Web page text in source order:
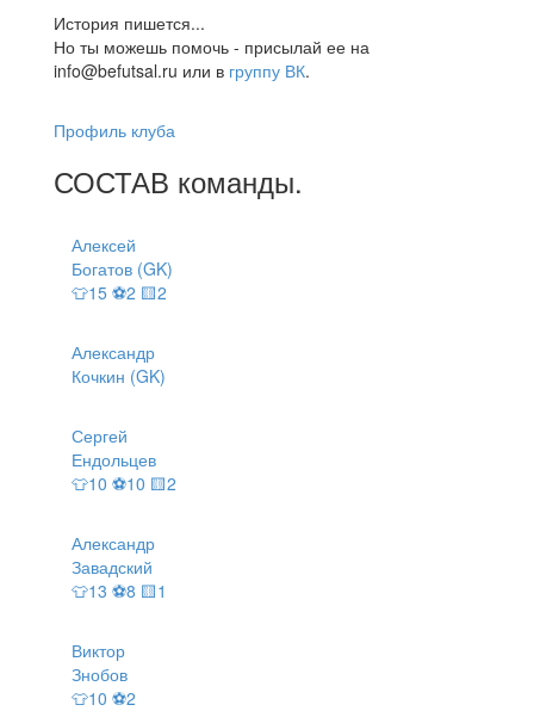
История пишется...
Но ты можешь помочь - присылай ее на
info@befutsal.ru или в группу ВК.
Профиль клуба
СОСТАВ команды.
Алексей
Богатов (GK)
👕15 ⚽2 🟨2
Александр
Кочкин (GK)
Сергей
Ендольцев
👕10 ⚽10 🟨2
Александр
Завадский
👕13 ⚽8 🟨1
Виктор
Знобов
👕10 ⚽2